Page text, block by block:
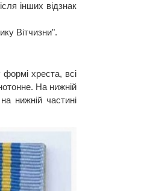
інших відзнак
Вітчизни".
хреста, всі
На нижній
нижній частині